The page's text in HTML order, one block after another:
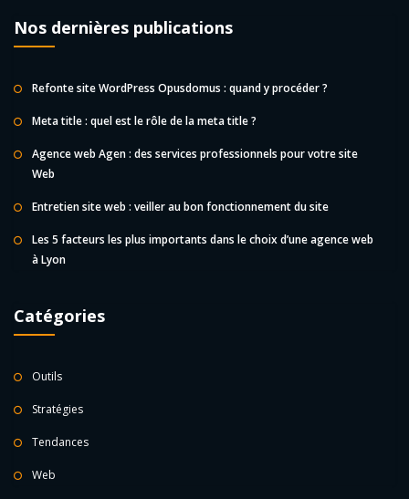
Nos dernières publications
Refonte site WordPress Opusdomus : quand y procéder ?
Meta title : quel est le rôle de la meta title ?
Agence web Agen : des services professionnels pour votre site
Web
Entretien site web : veiller au bon fonctionnement du site
Les 5 facteurs les plus importants dans le choix d’une agence web
à Lyon
Catégories
Outils
Stratégies
Tendances
Web